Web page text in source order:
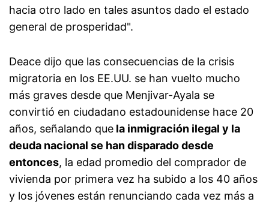
hacia otro lado en tales asuntos dado el estado
general de prosperidad".
Deace dijo que las consecuencias de la crisis
migratoria en los EE.UU. se han vuelto mucho
más graves desde que Menjivar-Ayala se
convirtió en ciudadano estadounidense hace 20
años, señalando que la inmigración ilegal y la
deuda nacional se han disparado desde
entonces, la edad promedio del comprador de
vivienda por primera vez ha subido a los 40 años
y los jóvenes están renunciando cada vez más a